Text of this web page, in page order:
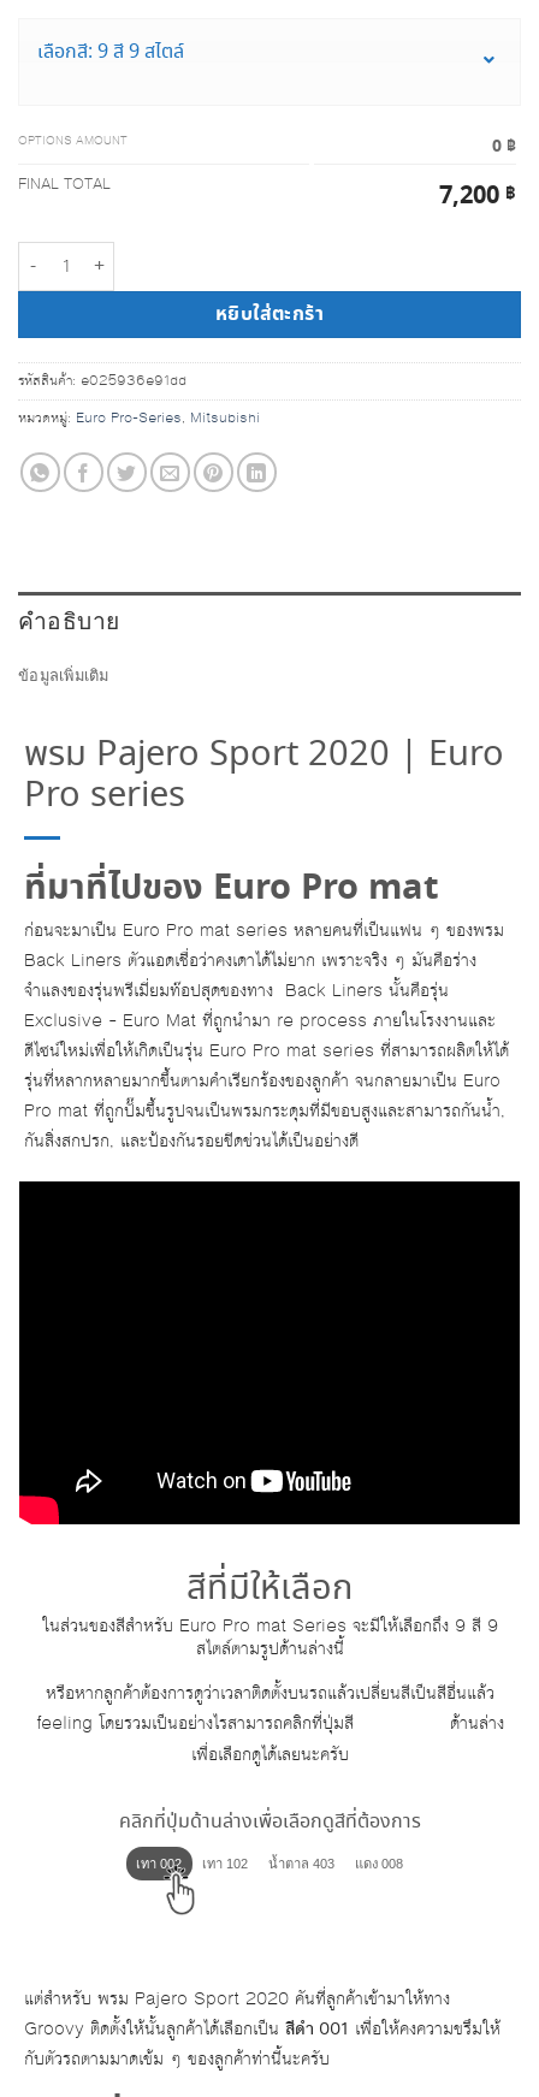
เลือกสี: 9 สี 9 สไตล์
OPTIONS AMOUNT 0 ฿
FINAL TOTAL 7,200 ฿
จำนวน พรม Pajero Sport 2020 | Euro Pro series ชิ้น
หยิบใส่ตะกร้า
รหัสสินค้า: e025936e91dd
หมวดหมู่: Euro Pro-Series, Mitsubishi
คำอธิบาย
ข้อมูลเพิ่มเติม
พรม Pajero Sport 2020 | Euro
Pro series
ที่มาที่ไปของ Euro Pro mat
ก่อนจะมาเป็น Euro Pro mat series หลายคนที่เป็นแฟน ๆ ของพรม
Back Liners ตัวแอดเชื่อว่าคงเดาได้ไม่ยาก เพราะจริง ๆ มันคือร่าง
จำแลงของรุ่นพรีเมี่ยมท๊อปสุดของทาง Back Liners นั้นคือรุ่น
Exclusive – Euro Mat ที่ถูกนำมา re process ภายในโรงงานและ
ดีไซน์ใหม่เพื่อให้เกิดเป็นรุ่น Euro Pro mat series ที่สามารถผลิตให้ได้
รุ่นที่หลากหลายมากขึ้นตามคำเรียกร้องของลูกค้า จนกลายมาเป็น Euro
Pro mat ที่ถูกปั๊มขึ้นรูปจนเป็นพรมกระดุมที่มีขอบสูงและสามารถกันน้ำ,
กันสิ่งสกปรก, และป้องกันรอยขีดข่วนได้เป็นอย่างดี
สีที่มีให้เลือก
ในส่วนของสีสำหรับ Euro Pro mat Series จะมีให้เลือกถึง 9 สี 9
สไตล์ตามรูปด้านล่างนี้
หรือหากลูกค้าต้องการดูว่าเวลาติดตั้งบนรถแล้วเปลี่ยนสีเป็นสีอื่นแล้ว
feeling โดยรวมเป็นอย่างไรสามารถคลิกที่ปุ่มสี
ด้านล่าง
เพื่อเลือกดูได้เลยนะครับ
คลิกที่ปุ่มด้านล่างเพื่อเลือกดูสีที่ต้องการ
เทา 002 เทา 102 น้ำตาล 403 แดง 008
แต่สำหรับ พรม Pajero Sport 2020 คันที่ลูกค้าเข้ามาให้ทาง
Groovy ติดตั้งให้นั้นลูกค้าได้เลือกเป็น สีดำ 001 เพื่อให้คงความขรึมให้
กับตัวรถตามมาดเข้ม ๆ ของลูกค้าท่านี้นะครับ